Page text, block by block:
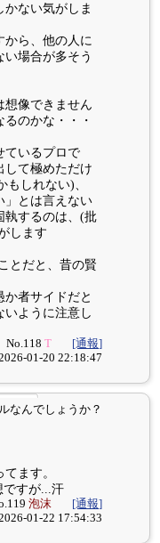
ない気がしま
ら、他の人に
場合が多そう
想像できません
のかな・・・
ているプロで
して極めただけ
しれない)、
」とは言えない
執するのは、(批
します
とだと、昔の賢
者サイドだと
いように注意し
No.118T
[通報]
01-20 22:18:47
なんでしょうか？
ます。
ですが...汗
泡沫
[通報]
01-22 17:54:33